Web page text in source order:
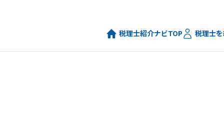
税理士紹介ナビTOP 税理士